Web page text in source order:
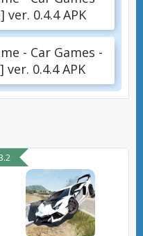
ver. 0.4.4 APK
- Car Games -
ver. 0.4.4 APK